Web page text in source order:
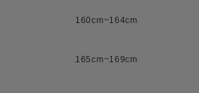
160cm~164cm
165cm~169cm